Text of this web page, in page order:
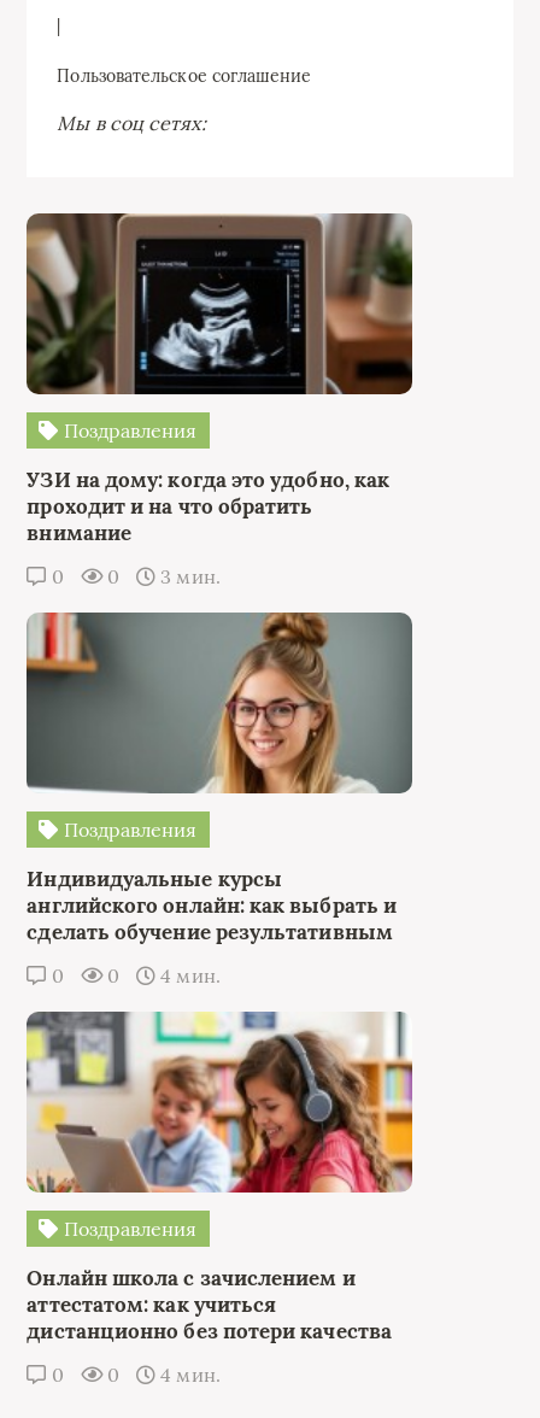
|
Пользовательское соглашение
Мы в соц сетях:
Поздравления
УЗИ на дому: когда это удобно, как
проходит и на что обратить
внимание
0 0 3 мин.
Поздравления
Индивидуальные курсы
английского онлайн: как выбрать и
сделать обучение результативным
0 0 4 мин.
Поздравления
Онлайн школа с зачислением и
аттестатом: как учиться
дистанционно без потери качества
0 0 4 мин.